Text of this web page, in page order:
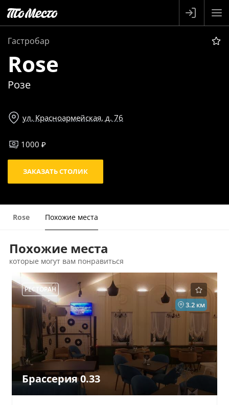
Гастробар
Rose
Розе
ул. Красноармейская, д. 76
1000 ₽
ЗАКАЗАТЬ СТОЛИК
Rose Похожие места
Похожие места
которые могут вам понравиться
РЕСТОРАН
3.2 км
Брассерия 0.33